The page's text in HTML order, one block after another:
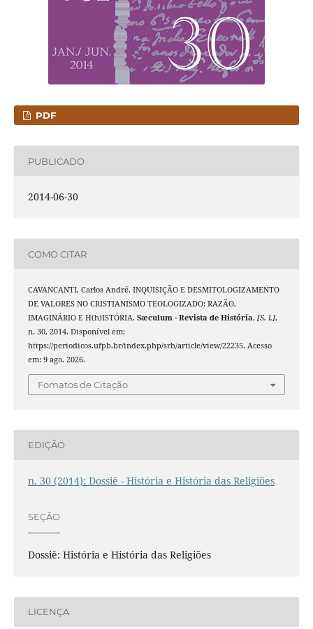
PDF
PUBLICADO
2014-06-30
COMO CITAR
CAVANCANTI, Carlos André. INQUISIÇÃO E DESMITOLOGIZAMENTO
DE VALORES NO CRISTIANISMO TEOLOGIZADO: RAZÃO,
IMAGINÁRIO E H(h)ISTÓRIA. Sæculum - Revista de História, [S. l.],
n. 30, 2014. Disponível em:
https://periodicos.ufpb.br/index.php/srh/article/view/22235. Acesso
em: 9 ago. 2026.
Fomatos de Citação
EDIÇÃO
n. 30 (2014): Dossiê - História e História das Religiões
SEÇÃO
Dossiê: História e História das Religiões
LICENÇA